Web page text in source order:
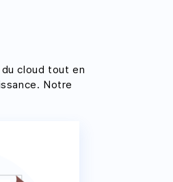
cloud tout en
Notre